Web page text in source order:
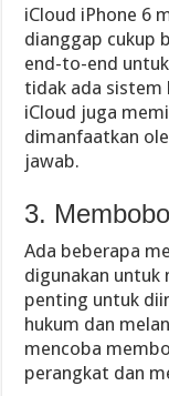
iCloud iPhone 6
dianggap cukup
end-to-end
tidak ada sistem
iCloud juga
dimanfaatkan
jawab.
3.
Ada beberapa
digunakan untuk
penting untuk
hukum dan
mencoba
perangkat dan